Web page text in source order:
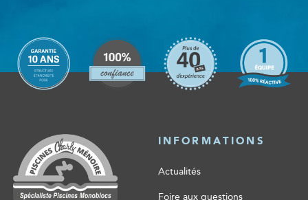
INFORMATIONS
Actualités